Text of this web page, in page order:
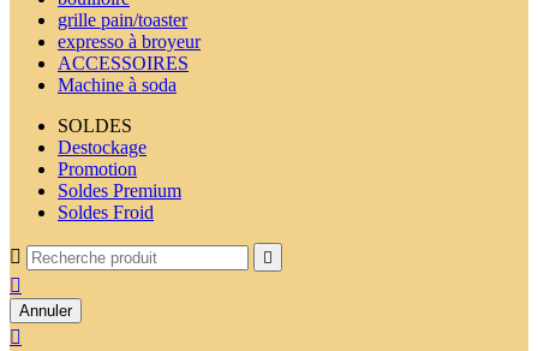
grille pain/toaster
expresso à broyeur
ACCESSOIRES
Machine à soda
SOLDES
Destockage
Promotion
Soldes Premium
Soldes Froid
 

Annuler
